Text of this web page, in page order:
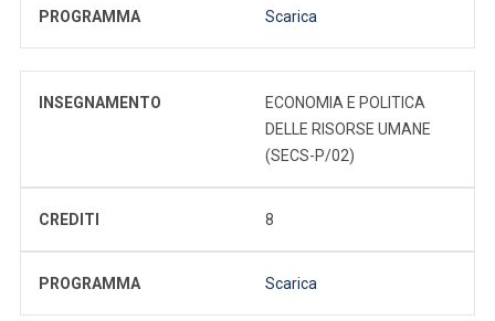
PROGRAMMA Scarica
INSEGNAMENTO
ECONOMIA E POLITICA
DELLE RISORSE UMANE
(SECS-P/02)
CREDITI 8
PROGRAMMA Scarica